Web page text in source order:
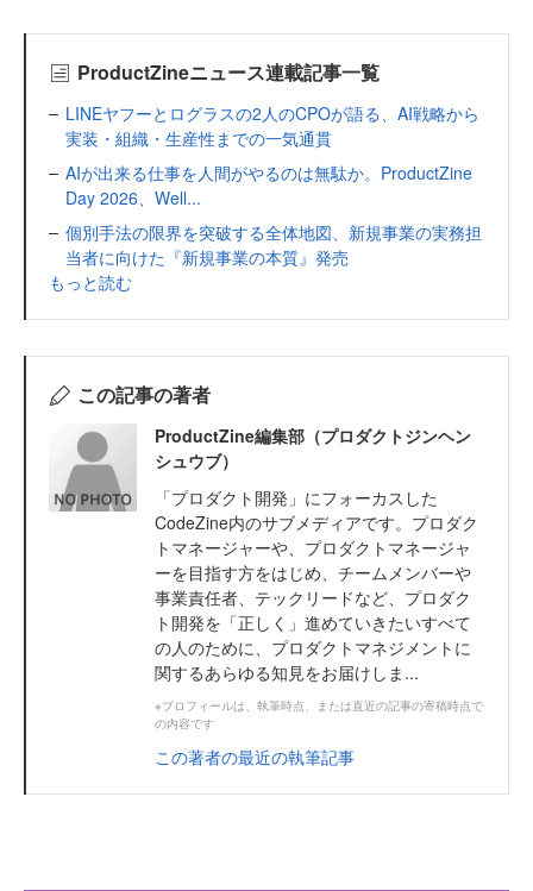
ProductZineニュース連載記事一覧
LINEヤフーとログラスの2人のCPOが語る、AI戦略から
実装・組織・生産性までの一気通貫
AIが出来る仕事を人間がやるのは無駄か。ProductZine
Day 2026、Well...
個別手法の限界を突破する全体地図、新規事業の実務担
当者に向けた『新規事業の本質』発売
もっと読む
この記事の著者
ProductZine編集部（プロダクトジンヘン
シュウブ）
「プロダクト開発」にフォーカスした
CodeZine内のサブメディアです。プロダク
トマネージャーや、プロダクトマネージャ
ーを目指す方をはじめ、チームメンバーや
事業責任者、テックリードなど、プロダク
ト開発を「正しく」進めていきたいすべて
の人のために、プロダクトマネジメントに
関するあらゆる知見をお届けしま...
※プロフィールは、執筆時点、または直近の記事の寄稿時点で
の内容です
この著者の最近の執筆記事